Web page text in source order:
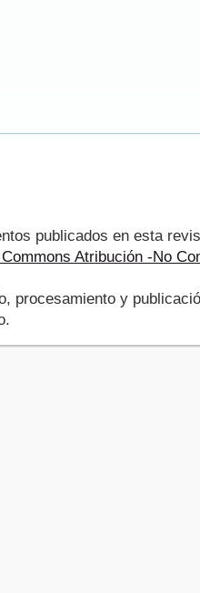
publicados en esta
Atribución -No
procesamiento y